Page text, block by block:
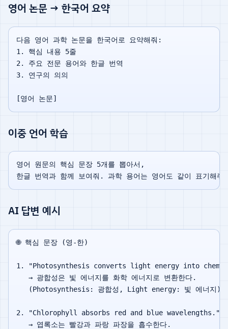
영어 논문 → 한국어 요약
다음 영어 과학 논문을 한국어로 요약해줘:
1. 핵심 내용 5줄
2. 주요 전문 용어와 한글 번역
3. 연구의 의의
이중 언어 학습
영어 원문의 핵심 문장 5개를 뽑아서,
AI 답변 예시
🌐 핵심 문장 (영-한)
1. "Photosynthesis converts light energy into
   → 광합성은 빛 에너지를 화학 에너지로 변환한다.
   (Photosynthesis: 광합성, Light energy: 빛 에너지)
2. "Chlorophyll absorbs red and blue wavelengths."
   → 엽록소는 빨강과 파랑 파장을 흡수한다.